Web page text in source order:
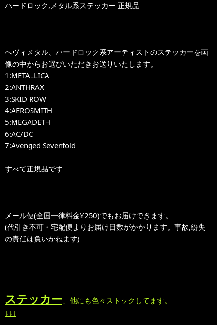
ハードロック,メタル系ステッカー 正規品
へヴィメタル、ハードロック系アーティストのステッカーを画
像の中からお選びいただきお送りいたします。
1:METALLICA
2:ANTHRAX
3:SKID ROW
4:AEROSMITH
5:MEGADETH
6:AC/DC
7:Avenged Sevenfold
すべて正規品です
メール便(全国一律料金¥250)でもお届けできます。
(代引き不可・宅配便よりお届け日数がかかります。事故,紛失
の責任は負いかねます)
ステッカー、他にも色々ストックしてます。
↓↓↓